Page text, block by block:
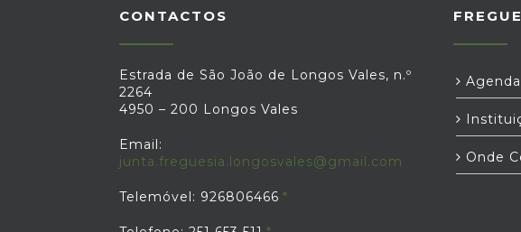
CONTACTOS
Estrada de São João de Longos Vales, n.º
2264
4950 – 200 Longos Vales
Email:
junta.freguesia.longosvales@gmail.com
Telemóvel: 926806466
Onde